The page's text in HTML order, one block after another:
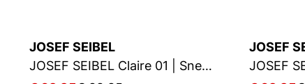
JOSEF SEIBEL
JOSEF SEIBEL Claire 01 | Sneaker für Damen | Schwarz
JOSEF